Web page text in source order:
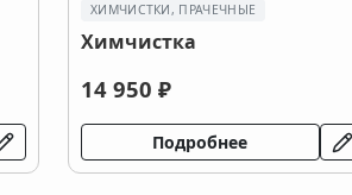
ХИМЧИСТКИ, ПРАЧЕЧНЫЕ
Химчистка
14 950 ₽
Подробнее